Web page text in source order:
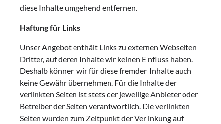
diese Inhalte umgehend entfernen.
Haftung für Links
Unser Angebot enthält Links zu externen Webseiten
Dritter, auf deren Inhalte wir keinen Einfluss haben.
Deshalb können wir für diese fremden Inhalte auch
keine Gewähr übernehmen. Für die Inhalte der
verlinkten Seiten ist stets der jeweilige Anbieter oder
Betreiber der Seiten verantwortlich. Die verlinkten
Seiten wurden zum Zeitpunkt der Verlinkung auf